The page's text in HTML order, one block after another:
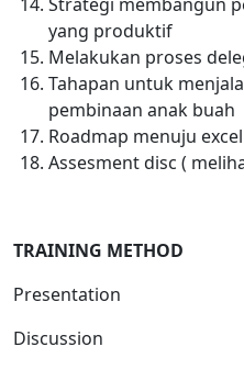
yang produktif
Melakukan proses
Tahapan untuk
pembinaan anak buah
Roadmap menuju
Assesment disc (
TRAINING METHOD
Presentation
Discussion